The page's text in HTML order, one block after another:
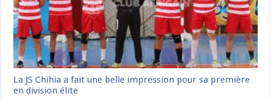
La JS Chihia a fait une belle impression pour sa première
en division élite